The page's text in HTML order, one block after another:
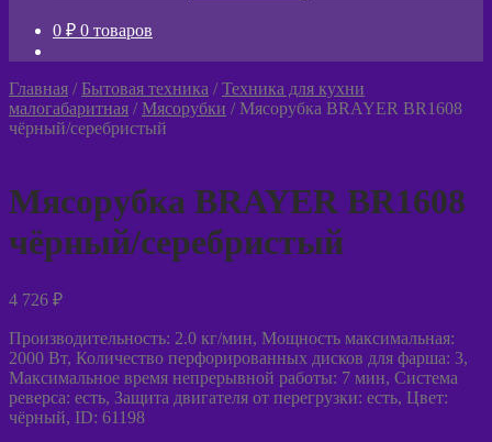
0 ₽ 0 товаров
Главная / Бытовая техника /Техника для кухни
малогабаритная /Мясорубки /Мясорубка BRAYER BR1608
чёрный/серебристый
Мясорубка BRAYER BR1608
чёрный/серебристый
4 726 ₽
Производительность: 2.0 кг/мин, Мощность максимальная:
2000 Вт, Количество перфорированных дисков для фарша: 3,
Максимальное время непрерывной работы: 7 мин, Система
реверса: есть, Защита двигателя от перегрузки: есть, Цвет:
чёрный, ID: 61198